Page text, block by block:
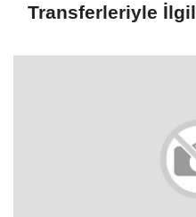
Transferleriyle